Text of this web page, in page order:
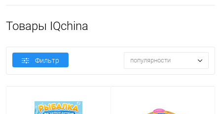
Товары IQchina
Фильтр популярности